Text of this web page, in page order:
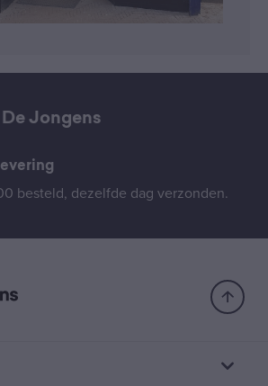
Jongens
besteld, dezelfde dag verzonden.